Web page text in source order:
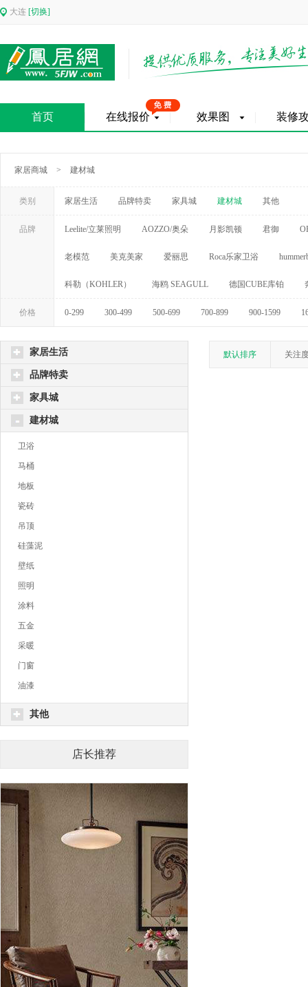
大连 [切换]
首页 在线报价 效果图 装修
家居商城 > 建材城
类别 家居生活 品牌特卖 家具城 建材城 其他
品牌 Leelite/立莱照明 AOZZO/奥朵 月影凯顿 君御
老模范 美克美家 爱丽思 Roca乐家卫浴
科勒（KOHLER） 海鸥 SEAGULL 德国CUBE库铂
价格 0-299 300-499 500-699 700-899 900-1599
家居生活
品牌特卖
家具城
建材城
卫浴
马桶
地板
瓷砖
吊顶
硅藻泥
壁纸
照明
涂料
五金
采暖
门窗
油漆
其他
店长推荐
默认排序 关注